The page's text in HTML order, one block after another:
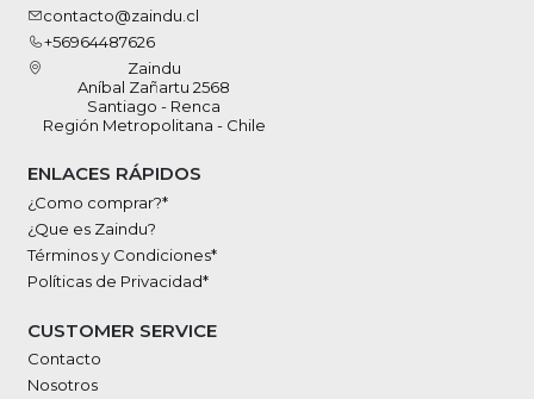
contacto@zaindu.cl
+56964487626
Zaindu
Aníbal Zañartu 2568
Santiago - Renca
Región Metropolitana - Chile
ENLACES RÁPIDOS
¿Como comprar?*
¿Que es Zaindu?
Términos y Condiciones*
Políticas de Privacidad*
CUSTOMER SERVICE
Contacto
Nosotros